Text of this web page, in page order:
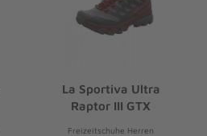
La Sportiva Ultra
Raptor III GTX
Freizeitschuhe Herren